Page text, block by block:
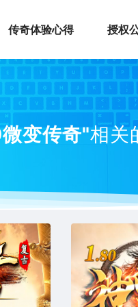
传奇体验心得 授权
变传奇"相关